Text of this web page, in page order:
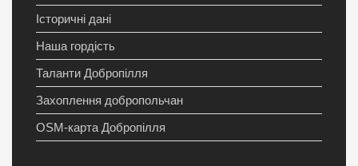
Історичні дані
Наша гордість
Таланти Добропілля
Захоплення добропольчан
OSM-карта Добропілля